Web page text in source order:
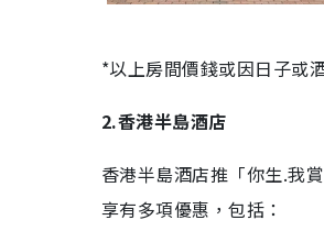
*以上房間價錢或因日子或
2.香港半島酒店
香港半島酒店推「你生.我
享有多項優惠，包括：